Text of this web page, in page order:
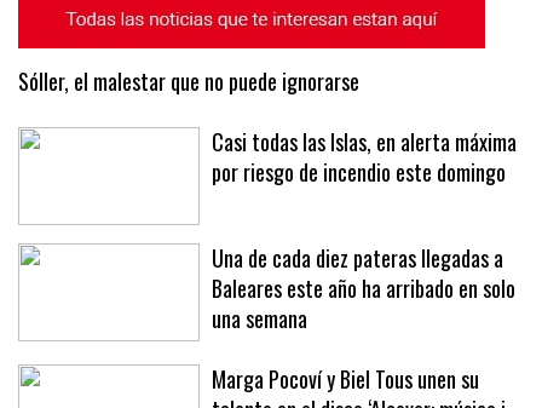
Sóller, el malestar que no puede ignorarse
Casi todas las Islas, en alerta máxima
Una de cada diez pateras llegadas a
Baleares este año ha arribado en solo
una semana